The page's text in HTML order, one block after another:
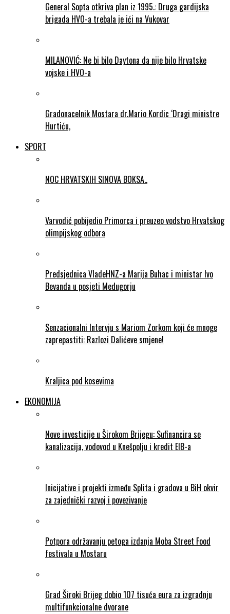
General Sopta otkriva plan iz 1995.: Druga gardijska
brigada HVO-a trebala je ići na Vukovar
MILANOVIĆ: Ne bi bilo Daytona da nije bilo Hrvatske
vojske i HVO-a
Gradonacelnik Mostara dr.Mario Kordic ‘Dragi ministre
Hurtiću,
SPORT
NOC HRVATSKIH SINOVA BOKSA..
Varvodić pobijedio Primorca i preuzeo vodstvo Hrvatskog
olimpijskog odbora
Predsjednica VladeHNZ-a Marija Buhac i ministar Ivo
Bevanda u posjeti Medugorju
Senzacionalni Intervju s Mariom Zorkom koji će mnoge
zaprepastiti: Razlozi Dalićeve smjene!
Kraljica pod kosevima
EKONOMIJA
Nove investicije u Širokom Brijegu: Sufinancira se
kanalizacija, vodovod u Knešpolju i kredit EIB-a
Inicijative i projekti između Splita i gradova u BiH okvir
za zajednički razvoj i povezivanje
Potpora održavanju petoga izdanja Moba Street Food
festivala u Mostaru
Grad Široki Brijeg dobio 107 tisuća eura za izgradnju
multifunkcionalne dvorane